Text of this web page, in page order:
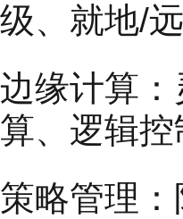
级、就地/
边缘计算
算、逻辑
策略管理